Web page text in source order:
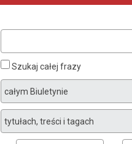
Szukaj całej frazy